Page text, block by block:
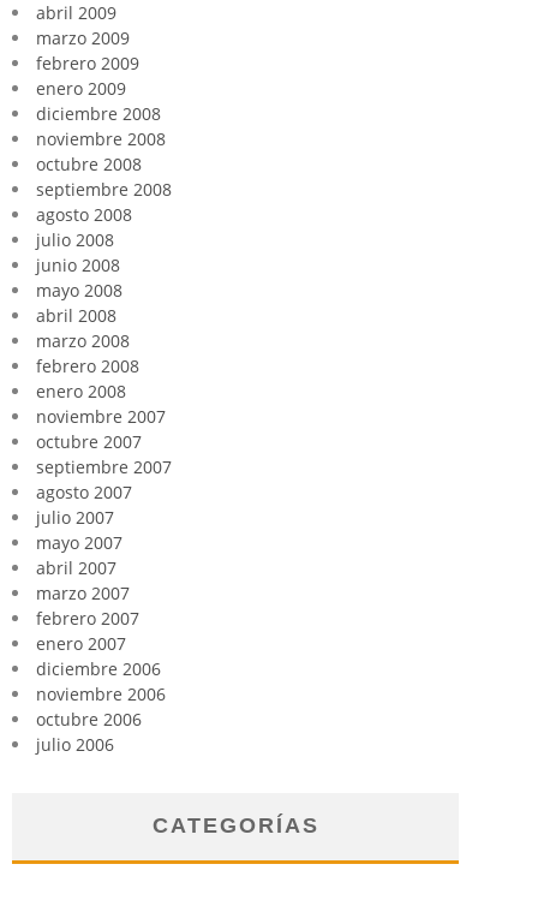
abril 2009
marzo 2009
febrero 2009
enero 2009
diciembre 2008
noviembre 2008
octubre 2008
septiembre 2008
agosto 2008
julio 2008
junio 2008
mayo 2008
abril 2008
marzo 2008
febrero 2008
enero 2008
noviembre 2007
octubre 2007
septiembre 2007
agosto 2007
julio 2007
mayo 2007
abril 2007
marzo 2007
febrero 2007
enero 2007
diciembre 2006
noviembre 2006
octubre 2006
julio 2006
CATEGORÍAS